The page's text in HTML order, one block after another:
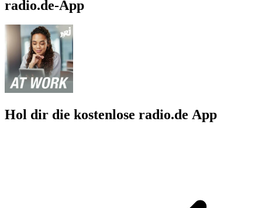
radio.de-App
Hol dir die kostenlose radio.de App